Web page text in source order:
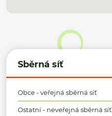
Sběrná síť
Obce - veřejná sběrná síť
Ostatní - neveřejná sběrná síť